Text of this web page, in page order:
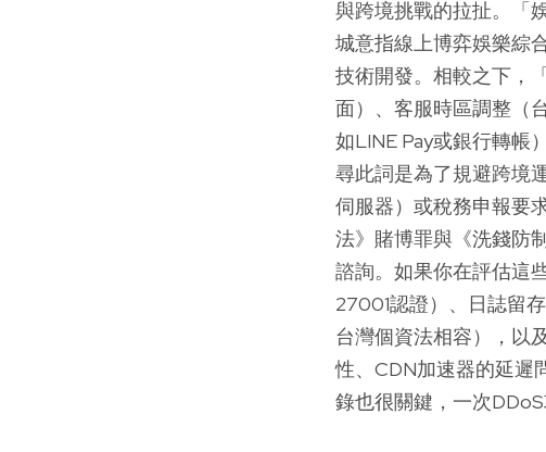
與跨境挑戰的拉扯。「
城意指線上博弈娛樂綜
技術開發。相較之下，
面）、客服時區調整（
如LINE Pay或銀行轉帳
尋此詞是為了規避跨境
伺服器）或稅務申報要
法》賭博罪與《洗錢防
諮詢。如果你在評估這
27001認證）、日誌留
台灣個資法相容），以
性、CDN加速器的延遲
錄也很關鍵，一次